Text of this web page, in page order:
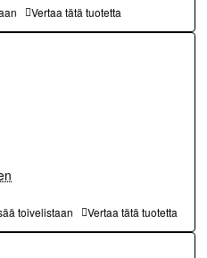
Vertaa tätä tuotetta
toivelistaan Vertaa tätä tuotetta